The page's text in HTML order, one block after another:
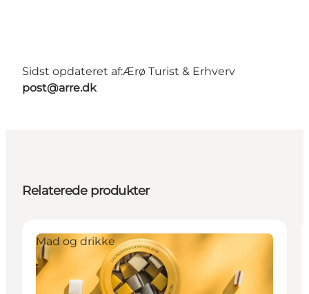
Sidst opdateret af:Ærø Turist & Erhverv
post@arre.dk
Relaterede produkter
Mad og drikke